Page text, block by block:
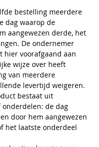
bestelling meerdere
dag waarop de
aangewezen derde, het
De ondernemer
hier voorafgaand aan
wijze over heeft
van meerdere
levertijd weigeren.
bestaat uit
de dag
door hem aangewezen
het laatste onderdeel